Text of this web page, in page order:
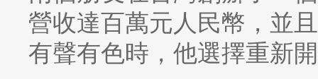
營收達百萬元人民幣，並
有聲有色時，他選擇重新